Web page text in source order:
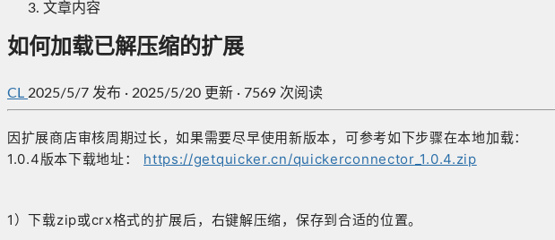
文章内容
如何加载已解压缩的扩展
CL 2025/5/7 发布 · 2025/5/20 更新 · 7569 次阅读
因扩展商店审核周期过长，如果需要尽早使用新版本，可参考如下步骤在本地加载：
1.0.4版本下载地址： https://getquicker.cn/quickerconnector_1.0.4.zip
1）下载zip或crx格式的扩展后，右键解压缩，保存到合适的位置。